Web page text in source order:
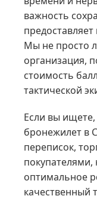
важность
Мы не просто
организация,
стоимость
тактической
Если вы
бронежилет в
переписок,
оптимальное
качественный